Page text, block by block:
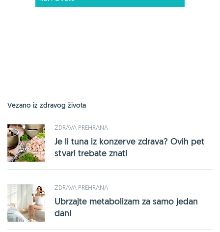
Vezano iz zdravog života
ZDRAVA PREHRANA
Je li tuna iz konzerve zdrava? Ovih pet
stvari trebate znati
ZDRAVA PREHRANA
Ubrzajte metabolizam za samo jedan
dan!